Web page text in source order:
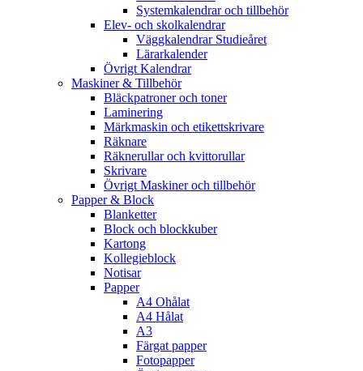
Systemkalendrar och tillbehör
Elev- och skolkalendrar
Väggkalendrar Studieåret
Lärarkalender
Övrigt Kalendrar
Maskiner & Tillbehör
Bläckpatroner och toner
Laminering
Märkmaskin och etikettskrivare
Räknare
Räknerullar och kvittorullar
Skrivare
Övrigt Maskiner och tillbehör
Papper & Block
Blanketter
Block och blockkuber
Kartong
Kollegieblock
Notisar
Papper
A4 Ohålat
A4 Hålat
A3
Färgat papper
Fotopapper